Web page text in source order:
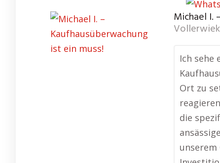
Michael I.
Vollerwiek
Ich sehe
Ort zu
die
unserem